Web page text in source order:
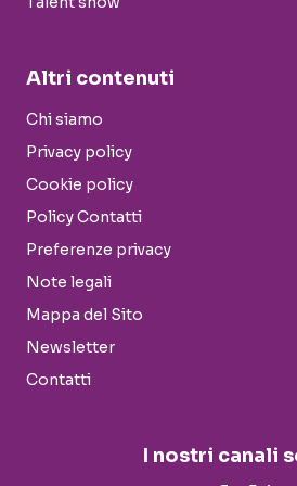
Altri contenuti
Chi siamo
Privacy policy
Cookie policy
Policy Contatti
Preferenze privacy
Note legali
Mappa del Sito
Newsletter
Contatti
I nostri canali